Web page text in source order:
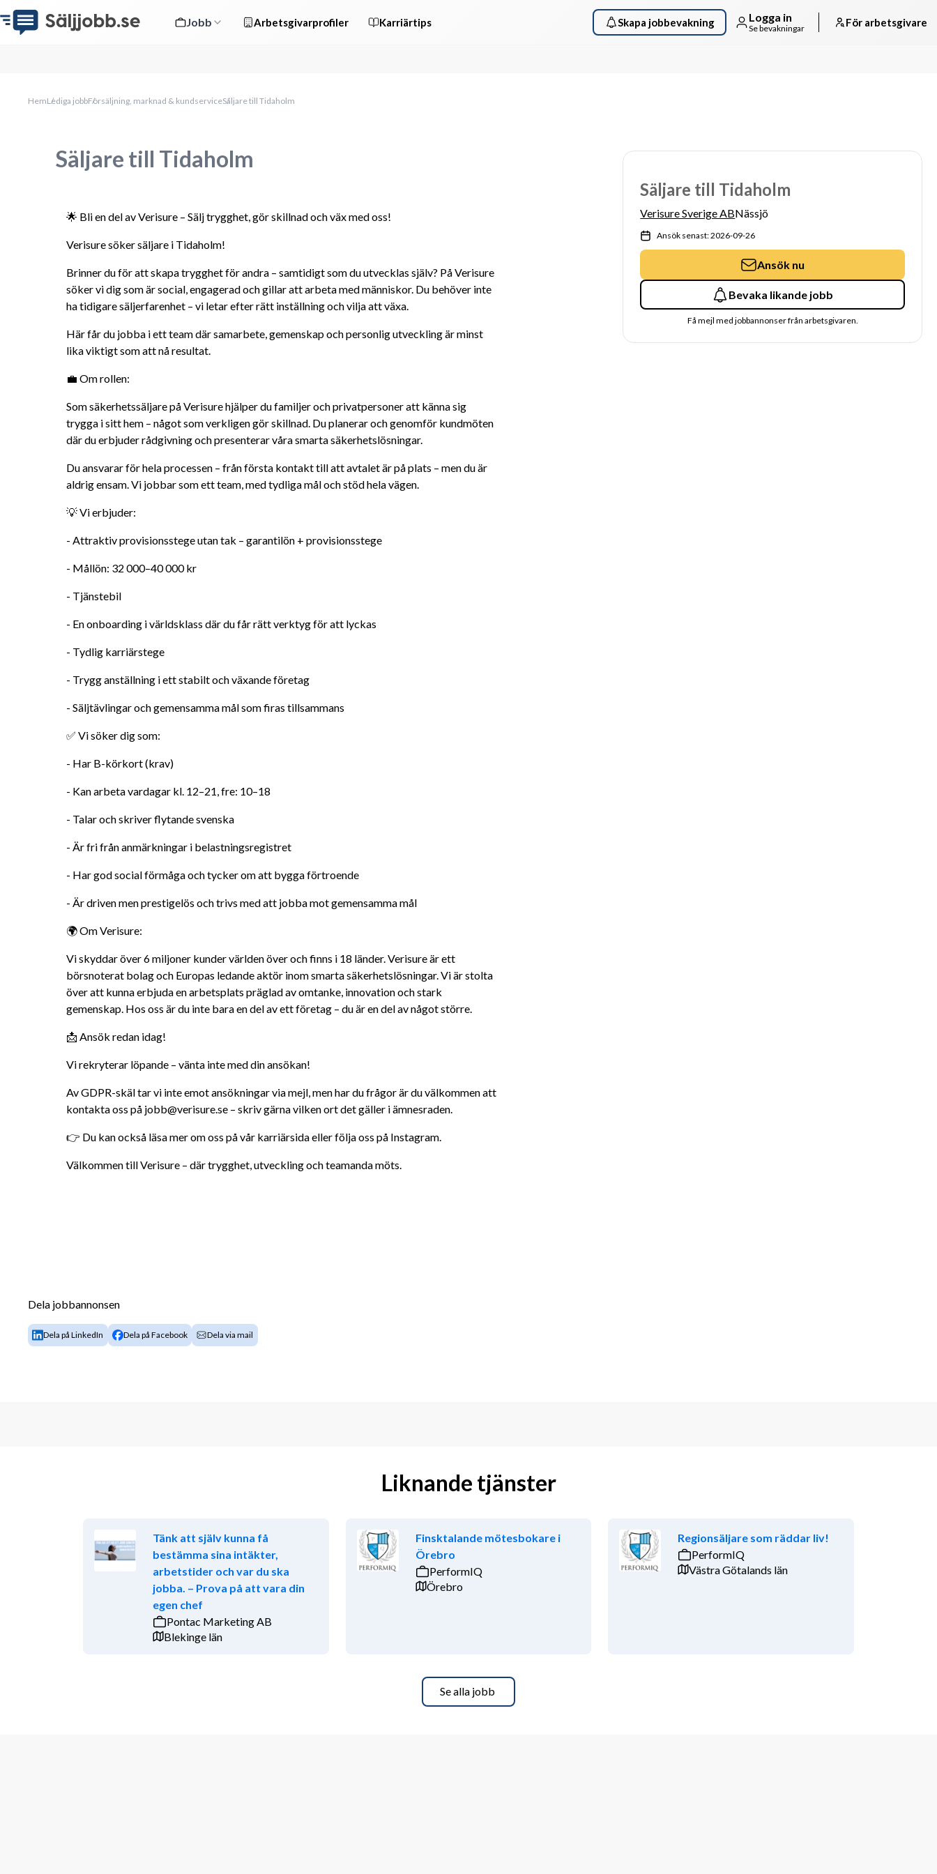
Jobb Arbetsgivarprofiler Karriärtips Skapa jobbevakning Logga in
Se bevakningar För arbetsgivare
HemLediga jobbFörsäljning, marknad & kundserviceSäljare till Tidaholm
Säljare till Tidaholm
🌟 Bli en del av Verisure – Sälj trygghet, gör skillnad och väx med oss!
Verisure söker säljare i Tidaholm!
Brinner du för att skapa trygghet för andra – samtidigt som du utvecklas själv? På Verisure
söker vi dig som är social, engagerad och gillar att arbeta med människor. Du behöver inte
ha tidigare säljerfarenhet – vi letar efter rätt inställning och vilja att växa.
Här får du jobba i ett team där samarbete, gemenskap och personlig utveckling är minst
lika viktigt som att nå resultat.
💼 Om rollen:
Som säkerhetssäljare på Verisure hjälper du familjer och privatpersoner att känna sig
trygga i sitt hem – något som verkligen gör skillnad. Du planerar och genomför kundmöten
där du erbjuder rådgivning och presenterar våra smarta säkerhetslösningar.
Du ansvarar för hela processen – från första kontakt till att avtalet är på plats – men du är
aldrig ensam. Vi jobbar som ett team, med tydliga mål och stöd hela vägen.
💡 Vi erbjuder:
- Attraktiv provisionsstege utan tak – garantilön + provisionsstege
- Mållön: 32 000–40 000 kr
- Tjänstebil
- En onboarding i världsklass där du får rätt verktyg för att lyckas
- Tydlig karriärstege
- Trygg anställning i ett stabilt och växande företag
- Säljtävlingar och gemensamma mål som firas tillsammans
✅ Vi söker dig som:
- Har B-körkort (krav)
- Kan arbeta vardagar kl. 12–21, fre: 10–18
- Talar och skriver flytande svenska
- Är fri från anmärkningar i belastningsregistret
- Har god social förmåga och tycker om att bygga förtroende
- Är driven men prestigelös och trivs med att jobba mot gemensamma mål
🌍 Om Verisure:
Vi skyddar över 6 miljoner kunder världen över och finns i 18 länder. Verisure är ett
börsnoterat bolag och Europas ledande aktör inom smarta säkerhetslösningar. Vi är stolta
över att kunna erbjuda en arbetsplats präglad av omtanke, innovation och stark
gemenskap. Hos oss är du inte bara en del av ett företag – du är en del av något större.
📩 Ansök redan idag!
Vi rekryterar löpande – vänta inte med din ansökan!
Av GDPR-skäl tar vi inte emot ansökningar via mejl, men har du frågor är du välkommen att
kontakta oss på jobb@verisure.se – skriv gärna vilken ort det gäller i ämnesraden.
👉 Du kan också läsa mer om oss på vår karriärsida eller följa oss på Instagram.
Välkommen till Verisure – där trygghet, utveckling och teamanda möts.
Säljare till Tidaholm
Verisure Sverige ABNässjö
Ansök senast: 2026-09-26
Ansök nu
Bevaka likande jobb
Få mejl med jobbannonser från arbetsgivaren.
Dela jobbannonsen
Dela på LinkedIn Dela på Facebook Dela via mail
Liknande tjänster
Tänk att själv kunna få
bestämma sina intäkter,
arbetstider och var du ska
jobba. – Prova på att vara din
egen chef
Pontac Marketing AB
Blekinge län
Finsktalande mötesbokare i
Örebro
PerformIQ
Örebro
Regionsäljare som räddar liv!
PerformIQ
Västra Götalands län
Se alla jobb